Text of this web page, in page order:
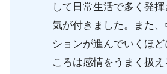
して日常生活で多く発
気が付きました。また
ションが進んでいくほ
ころは感情をうまく扱え